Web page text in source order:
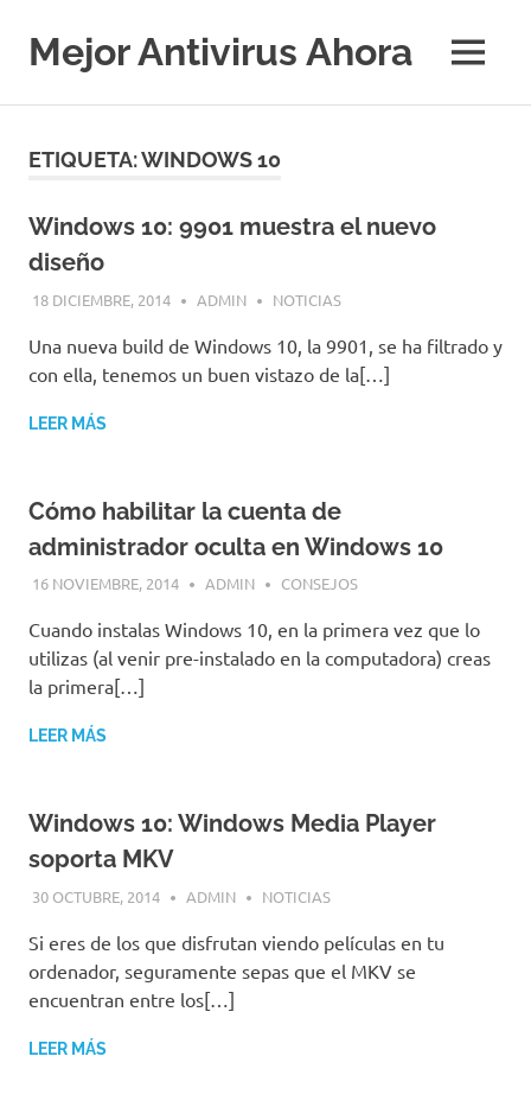
contenido
Mejor Antivirus Ahora MENÚ
ETIQUETA:WINDOWS 10
Windows 10: 9901 muestra el nuevo
diseño
18 DICIEMBRE, 2014 ADMIN NOTICIAS
Una nueva build de Windows 10, la 9901, se ha filtrado y
con ella, tenemos un buen vistazo de la[…]
LEER MÁS
Cómo habilitar la cuenta de
administrador oculta en Windows 10
16 NOVIEMBRE, 2014 ADMIN CONSEJOS
Cuando instalas Windows 10, en la primera vez que lo
utilizas (al venir pre-instalado en la computadora) creas
la primera[…]
LEER MÁS
Windows 10: Windows Media Player
soporta MKV
30 OCTUBRE, 2014 ADMIN NOTICIAS
Si eres de los que disfrutan viendo películas en tu
ordenador, seguramente sepas que el MKV se
encuentran entre los[…]
LEER MÁS